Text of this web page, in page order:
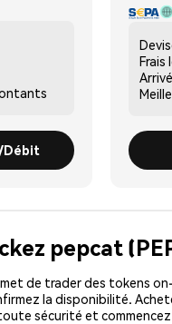
Débit
Frais
pepcat
de trader des tokens
la disponibilité.
sécurité et